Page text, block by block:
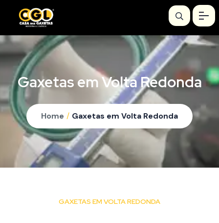
Gaxetas em Volta Redonda
Home / Gaxetas em Volta Redonda
GAXETAS EM VOLTA REDONDA